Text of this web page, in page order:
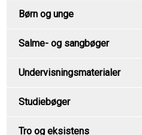
Børn og unge
Salme- og sangbøger
Undervisningsmaterialer
Studiebøger
Tro og eksistens